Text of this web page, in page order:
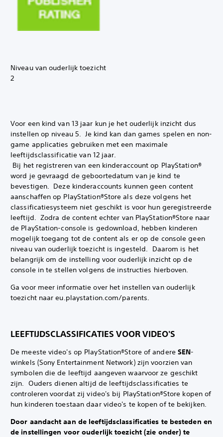
Niveau van ouderlijk toezicht
2
Voor een kind van 13 jaar kun je het ouderlijk inzicht dus
instellen op niveau 5. ‎ Je kind kan dan games spelen en non-
game applicaties gebruiken met een maximale
leeftijdsclassificatie van 12 jaar.
‎ Bij het registreren van een kinderaccount op PlayStation®
word je gevraagd de geboortedatum van je kind te
bevestigen. ‎ Deze kinderaccounts kunnen geen content
aanschaffen op PlayStation®Store als deze volgens het
classificatiesysteem niet geschikt is voor hun geregistreerde
leeftijd. ‎ Zodra de content echter van PlayStation®Store naar
de PlayStation-console is gedownload, hebben kinderen
mogelijk toegang tot de content als er op de console geen
niveau van ouderlijk toezicht is ingesteld. ‎ Daarom is het
belangrijk om de instelling voor ouderlijk inzicht op de
console in te stellen volgens de instructies hierboven.
Ga voor meer informatie over het instellen van ouderlijk
toezicht naar eu.playstation.com/parents.
LEEFTIJDSCLASSIFICATIES VOOR VIDEO'S
De meeste video's op PlayStation®Store of andere SEN-
winkels (Sony Entertainment Network) zijn voorzien van
symbolen die de leeftijd aangeven waarvoor ze geschikt
zijn. ‎ Ouders dienen altijd de leeftijdsclassificaties te
controleren voordat zij video's bij PlayStation®Store kopen of
hun kinderen toestaan daar video's te kopen of te bekijken.
Door aandacht aan de leeftijdsclassificaties te besteden en
de instellingen voor ouderlijk toezicht (zie onder) te